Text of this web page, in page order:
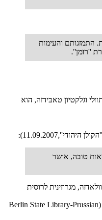
התמזגותם והעימות
''רומן''.
וגלקטיון טאבּידזה, הוא
טובה, אושר
מגרוזינית לרוסית
'' ראוי להמחשה תיאטרלית או קולנועית, ונוכל להיות עדים לנהירה של הקהל אחרי יצירות כה מושכות לב. הספר אכן זכה לתהודה ואף נמצא בספריית המדינה בברלין (Berlin State Library-Prussian